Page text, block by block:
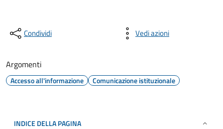
Condividi Vedi azioni
Argomenti
Accesso all'informazione Comunicazione istituzionale
INDICE DELLA PAGINA